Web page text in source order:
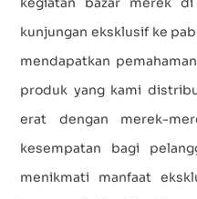
kunjungan eksklusif ke
mendapatkan
produk yang kami
erat dengan merek-
kesempatan bagi
menikmati manfaat